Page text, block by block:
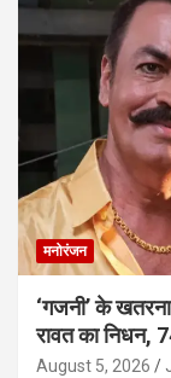
मनोरंजन
‘गजनी’ के
रावत का निधन,
August 5, 2026